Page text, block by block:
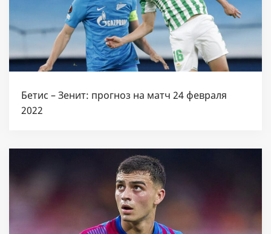
Бетис – Зенит: прогноз на матч 24 февраля
2022